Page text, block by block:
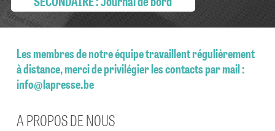
LA PRESSE QUOTIDIENNE CONTRE LES FAKE NEWS
#DEMAINLAPRESSE
Les membres de notre équipe travaillent régulièrement
à distance, merci de privilégier les contacts par mail :
info@lapresse.be
A PROPOS DE NOUS